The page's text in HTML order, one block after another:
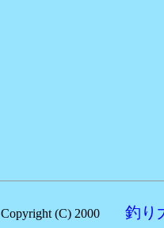
Copyright (C) 2000 釣り